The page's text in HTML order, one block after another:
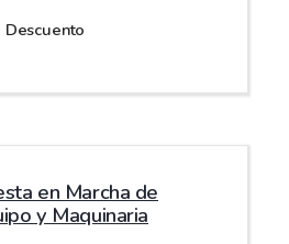
Descuento
en Marcha de
y Maquinaria